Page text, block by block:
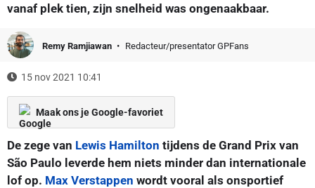
vanaf plek tien, zijn snelheid was ongenaakbaar.
Remy Ramjiawan Redacteur/presentator GPFans
15 nov 2021 10:41
Maak ons je Google-favoriet
De zege van Lewis Hamilton tijdens de Grand Prix van
São Paulo leverde hem niets minder dan internationale
lof op. Max Verstappen wordt vooral als onsportief